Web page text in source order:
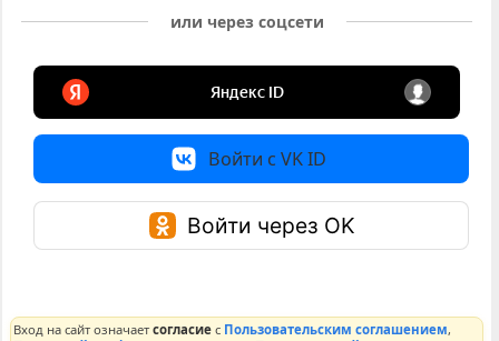
или через соцсети
Войти с VK ID
Войти через OK
Вход на сайт означаетсогласие с Пользовательским соглашением,